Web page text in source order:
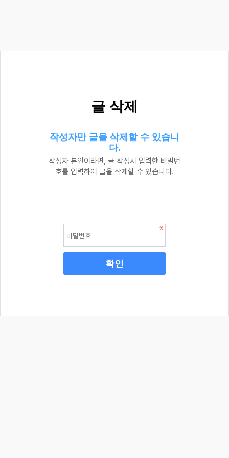
글 삭제
작성자만 글을 삭제할 수 있습니
다.
작성자 본인이라면, 글 작성시 입력한 비밀번
호를 입력하여 글을 삭제할 수 있습니다.